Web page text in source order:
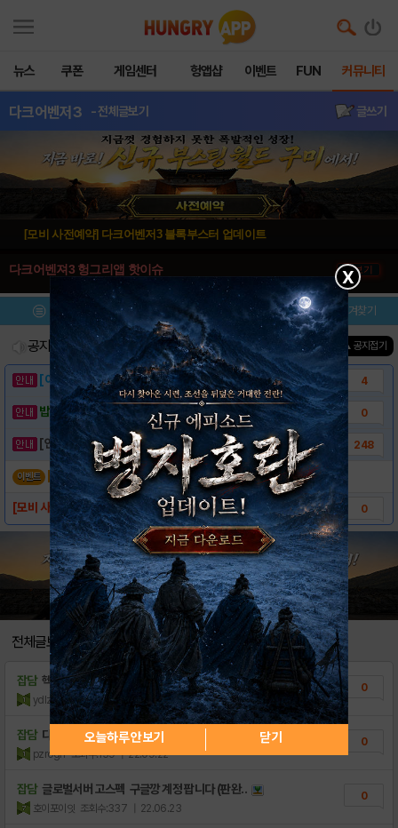
뉴스 쿠폰 게임센터 헝앱샵 이벤트 FUN 커뮤니티
다크어벤저3 - 전체글보기 글쓰기
[모비 사전예약] 다크어벤저3 블록부스터 업데이트
다크어벤져3 헝그리앱 핫이슈 더보기
메뉴 이벤트/미션 설치/평가 즐겨찾기
공지사항 진행중인 이벤트 건 ▲ 공지접기
[이벤트] 웃음으로 매일매일 해피! 유머 게시.. 4
밥알이의 헝앱통신 ⑲ “밥알이, 드디어 멀티를.. 0
[안내] 헝그리앱 필수 상식! 밥알 획득 안내.. 248
이벤트 [이벤트] 나의 파밍 포인트는?
[모비 사전예약] 다크어벤저3 블록부스터 업데.. 0
전체글보기
잡담 헥터.케네스.벨라.고시팩 케릭삽니다 .열락주세..
ydlzqt 조회수:145 | 22.09.26
0
잡담 다크어벤져3 초보자 임돠~
pzrogh 조회수:139 | 22.09.22
0
잡담 글로벌서버 고스펙 구글깡 계정 팝니다 (판완..
호이포이잇 조회수:337 | 22.06.23
0
X
오늘하루 안보기 닫기